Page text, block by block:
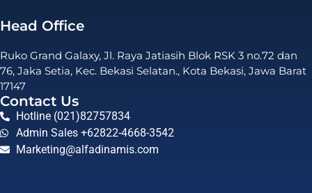
Head Office
Ruko Grand Galaxy, Jl. Raya Jatiasih Blok RSK 3 no.72 dan
76, Jaka Setia, Kec. Bekasi Selatan., Kota Bekasi, Jawa Barat
17147
Contact Us
Hotline (021)82757834
Admin Sales +62822-4668-3542
Marketing@alfadinamis.com